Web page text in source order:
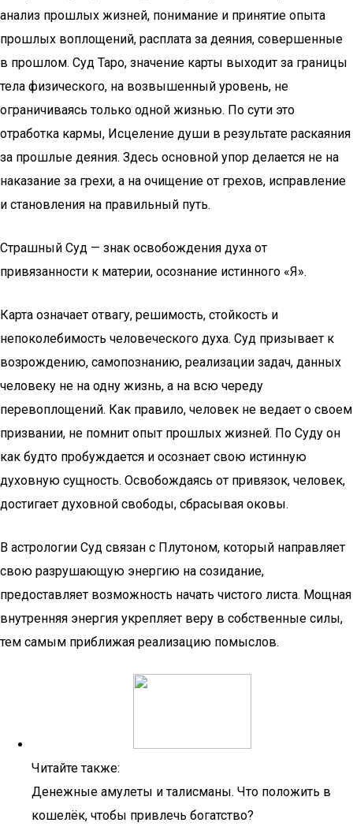
анализ прошлых жизней, понимание и принятие опыта
прошлых воплощений, расплата за деяния, совершенные
в прошлом. Суд Таро, значение карты выходит за границы
тела физического, на возвышенный уровень, не
ограничиваясь только одной жизнью. По сути это
отработка кармы, Исцеление души в результате раскаяния
за прошлые деяния. Здесь основной упор делается не на
наказание за грехи, а на очищение от грехов, исправление
и становления на правильный путь.
Страшный Суд — знак освобождения духа от
привязанности к материи, осознание истинного «Я».
Карта означает отвагу, решимость, стойкость и
непоколебимость человеческого духа. Суд призывает к
возрождению, самопознанию, реализации задач, данных
человеку не на одну жизнь, а на всю череду
перевоплощений. Как правило, человек не ведает о своем
призвании, не помнит опыт прошлых жизней. По Суду он
как будто пробуждается и осознает свою истинную
духовную сущность. Освобождаясь от привязок, человек,
достигает духовной свободы, сбрасывая оковы.
В астрологии Суд связан с Плутоном, который направляет
свою разрушающую энергию на созидание,
предоставляет возможность начать чистого листа. Мощная
внутренняя энергия укрепляет веру в собственные силы,
тем самым приближая реализацию помыслов.
Читайте также:
Денежные амулеты и талисманы. Что положить в
кошелёк, чтобы привлечь богатство?